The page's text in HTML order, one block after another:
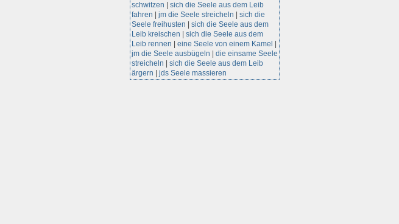
schwitzen
sich die Seele aus dem Leib
fahren
jm die Seele streicheln
sich die
Seele freihusten
sich die Seele aus dem
Leib kreischen
sich die Seele aus dem
Leib rennen
eine Seele von einem Kamel
jm die Seele ausbügeln
die einsame Seele
streicheln
sich die Seele aus dem Leib
ärgern
jds Seele massieren